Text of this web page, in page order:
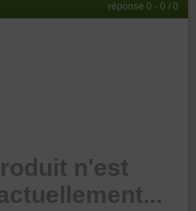
réponse 0 - 0 / 0
n'est